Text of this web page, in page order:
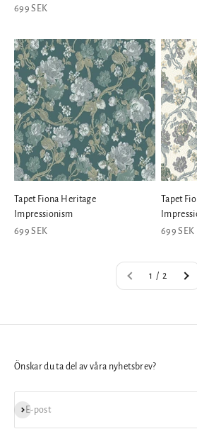
REA-pris
699 SEK
Tapet Fiona Heritage
Impressionism
REA-pris
699 SEK
Tapet
REA-pris
699 SEK
1 / 2
Önskar du ta del av våra nyhetsbrev?
E-post
Prenumerera